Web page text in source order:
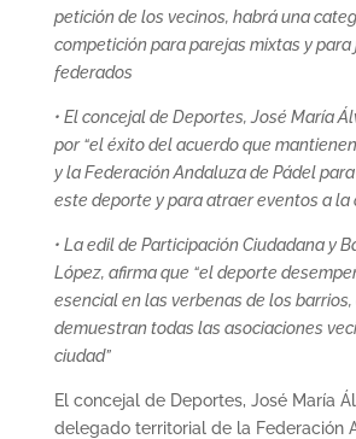
petición de los vecinos, habrá una
competición para parejas mixtas y para
federados
• El concejal de Deportes, José María
por “el éxito del acuerdo que
y la Federación Andaluza de Pádel
este deporte y para atraer eventos a la
• La edil de Participación Ciudadana y
López, afirma que “el deporte
esencial en las verbenas de los barrios,
demuestran todas las asociaciones
ciudad”
El concejal de Deportes, José María
delegado territorial de la Federación